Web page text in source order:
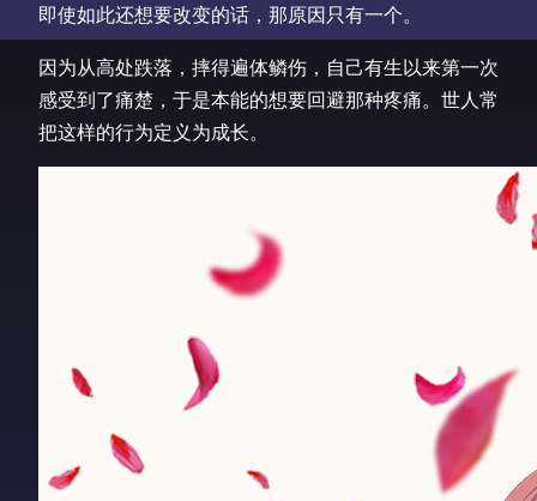
即使如此还想要改变的话，那原因只有一个。
因为从高处跌落，摔得遍体鳞伤，自己有生以来第一次
感受到了痛楚，于是本能的想要回避那种疼痛。世人常
把这样的行为定义为成长。